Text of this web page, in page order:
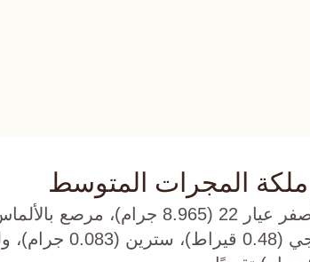
المجرات المتوسط
ذهب أصفر عيار 22 (8.965 جرام)،
اللون جي (0.48